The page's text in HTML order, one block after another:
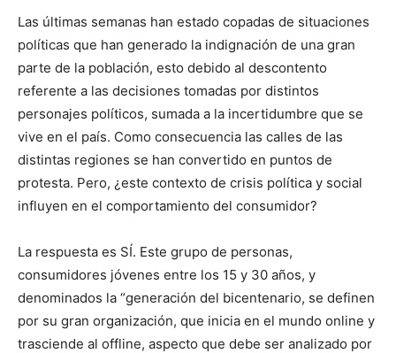
Las últimas semanas han estado copadas de situaciones
políticas que han generado la indignación de una gran
parte de la población, esto debido al descontento
referente a las decisiones tomadas por distintos
personajes políticos, sumada a la incertidumbre que se
vive en el país. Como consecuencia las calles de las
distintas regiones se han convertido en puntos de
protesta. Pero, ¿este contexto de crisis política y social
influyen en el comportamiento del consumidor?
La respuesta es SÍ. Este grupo de personas,
consumidores jóvenes entre los 15 y 30 años, y
denominados la “generación del bicentenario, se definen
por su gran organización, que inicia en el mundo online y
trasciende al offline, aspecto que debe ser analizado por